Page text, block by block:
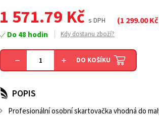
1 571.79 Kč s DPH (1 299.00Kč
Do 48 hodin Kdy dostanu zboží?
DO KOŠÍKU
POPIS
Profesionální osobní skartovačka vhodná do